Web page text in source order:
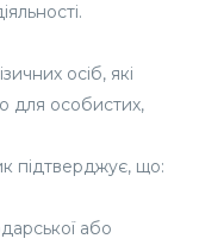
осіб, які
для особистих,
підтверджує, що:
або